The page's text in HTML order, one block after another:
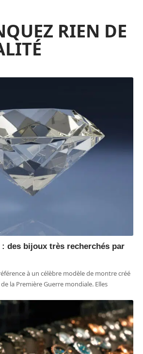
RIEN DE
: des bijoux très recherchés par
à un célèbre modèle de montre créé
la Première Guerre mondiale. Elles